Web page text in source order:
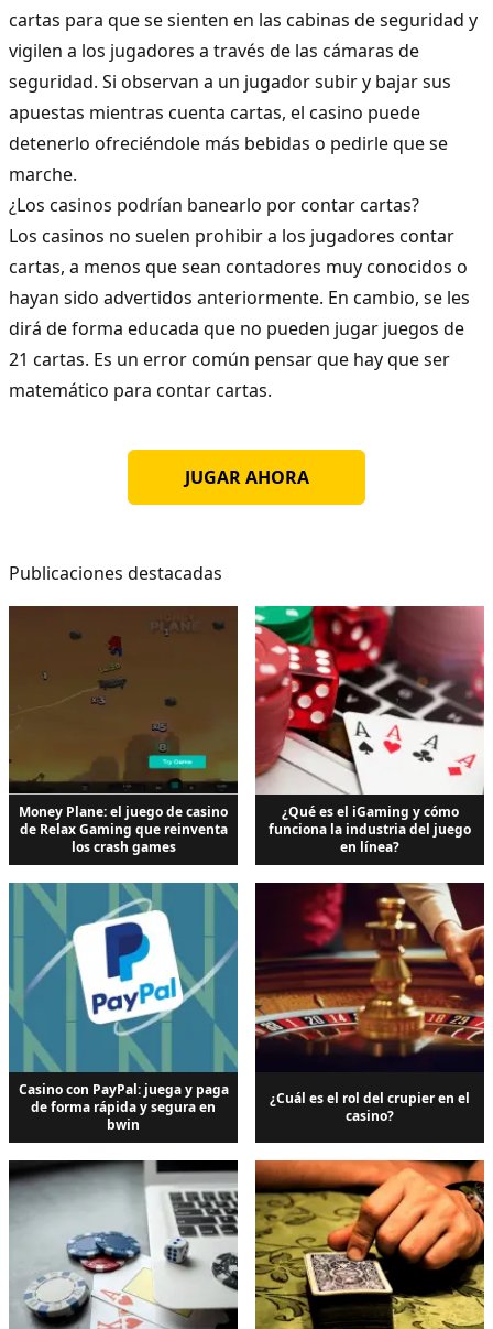
cartas para que se sienten en las cabinas de seguridad y
vigilen a los jugadores a través de las cámaras de
seguridad. Si observan a un jugador subir y bajar sus
apuestas mientras cuenta cartas, el casino puede
detenerlo ofreciéndole más bebidas o pedirle que se
marche.
¿Los casinos podrían banearlo por contar cartas?
Los casinos no suelen prohibir a los jugadores contar
cartas, a menos que sean contadores muy conocidos o
hayan sido advertidos anteriormente. En cambio, se les
dirá de forma educada que no pueden jugar juegos de
21 cartas. Es un error común pensar que hay que ser
matemático para contar cartas.
JUGAR AHORA
Publicaciones destacadas
Money Plane: el juego de casino
de Relax Gaming que reinventa
los crash games
¿Qué es el iGaming y cómo
funciona la industria del juego
en línea?
Casino con PayPal: juega y paga
de forma rápida y segura en
bwin
¿Cuál es el rol del crupier en el
casino?